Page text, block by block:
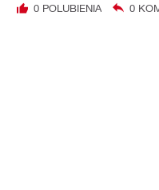
0POLUBIENIA 0